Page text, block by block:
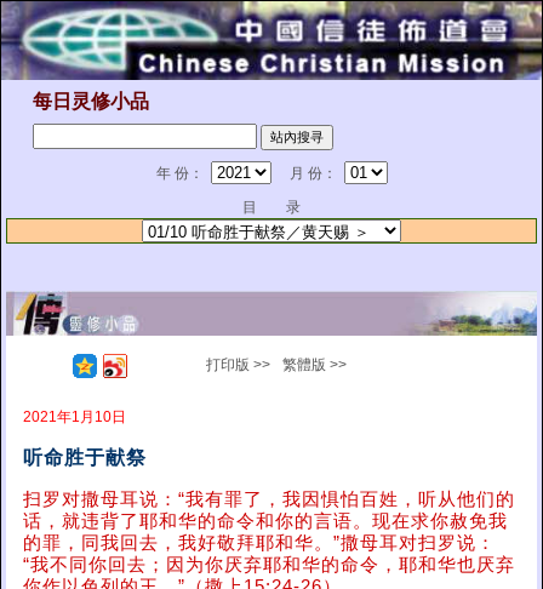
每日灵修小品
年 份：
月 份：
目 录
打印版 >> 繁體版 >>
2021年1月10日
听命胜于献祭
扫罗对撒母耳说：“我有罪了，我因惧怕百姓，听从他们的
话，就违背了耶和华的命令和你的言语。现在求你赦免我
的罪，同我回去，我好敬拜耶和华。”撒母耳对扫罗说：
“我不同你回去；因为你厌弃耶和华的命令，耶和华也厌弃